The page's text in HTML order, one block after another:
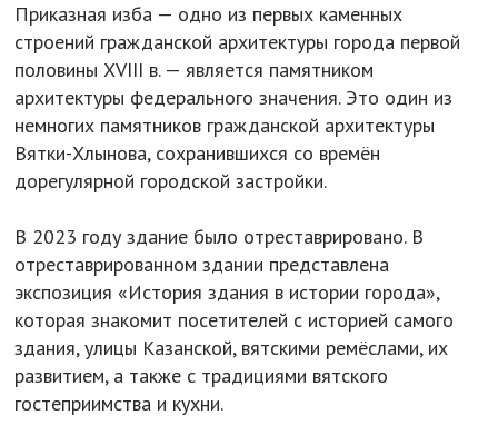
Приказная изба — одно из первых каменных
строений гражданской архитектуры города первой
половины XVIII в. — является памятником
архитектуры федерального значения. Это один из
немногих памятников гражданской архитектуры
Вятки-Хлынова, сохранившихся со времён
дорегулярной городской застройки.
В 2023 году здание было отреставрировано. В
отреставрированном здании представлена
экспозиция «История здания в истории города»,
которая знакомит посетителей с историей самого
здания, улицы Казанской, вятскими ремёслами, их
развитием, а также с традициями вятского
гостеприимства и кухни.